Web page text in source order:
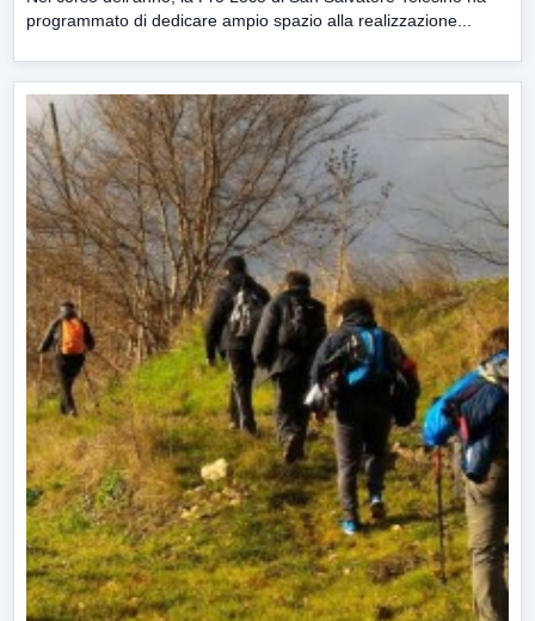
programmato di dedicare ampio spazio alla realizzazione...